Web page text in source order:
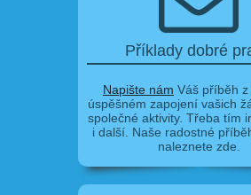
Příklady dobré
Napište nám Váš příběh
úspěšném zapojení vašich
společné aktivity. Třeba tím
i další. Naše radostné
naleznete zde.